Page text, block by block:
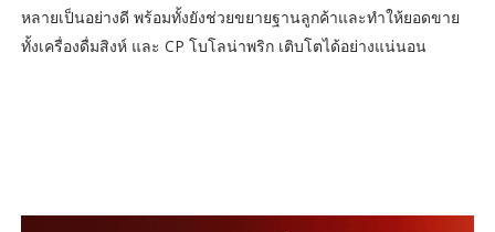
หลายเป็นอย่างดี พร้อมทั้งยังช่วยขยายฐานลูกค้าและทำให้ยอดขาย
ทั้งเครื่องดื่มสิงห์ และ CP โบโลน่าพริก เติบโตได้อย่างแน่นอน